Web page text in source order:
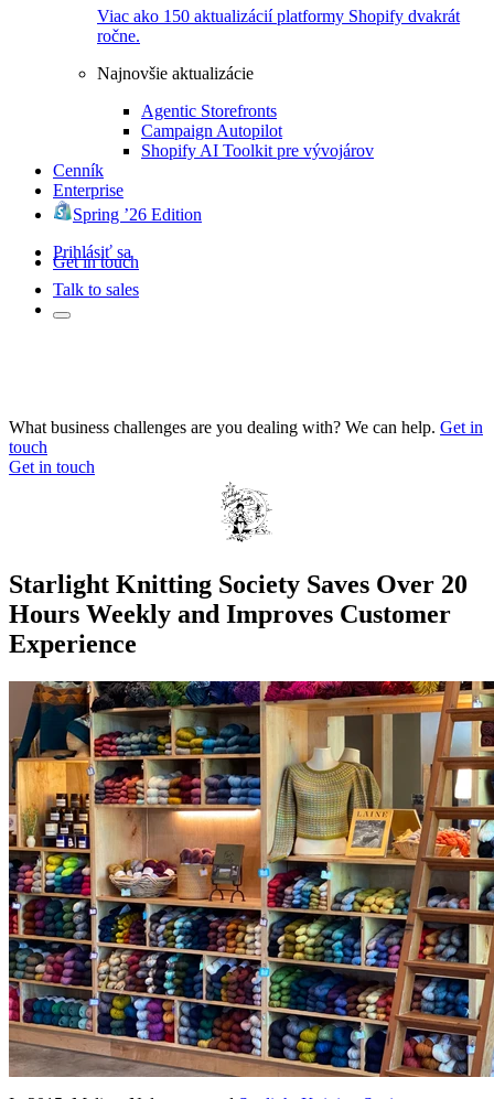
Viac ako 150 aktualizácií platformy Shopify dvakrát
ročne.
Najnovšie aktualizácie
Agentic Storefronts
Campaign Autopilot
Shopify AI Toolkit pre vývojárov
Cenník
Enterprise
Spring ’26 Edition
Prihlásiť sa
Get in touch
Talk to sales
What business challenges are you dealing with? We can help. Get in
touch
Get in touch
Starlight Knitting Society Saves Over 20
Hours Weekly and Improves Customer
Experience